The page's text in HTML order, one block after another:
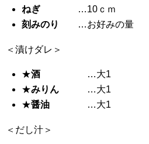
ねぎ …10ｃｍ
刻みのり
…お好みの量
＜漬けダレ＞
★酒 …大1
★みりん …大1
★醤油 …大1
＜だし汁＞